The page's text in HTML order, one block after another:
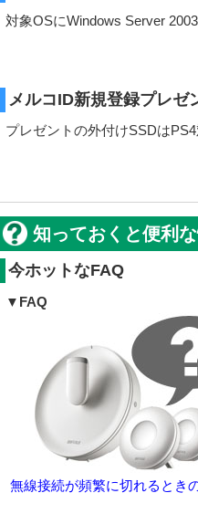
対象OSにWindows Server
メルコID新規登録プレゼ
プレゼントの外付けSSDはPS4
知っておくと便利
今ホットなFAQ
▼FAQ
無線接続が頻繁に切れるとき